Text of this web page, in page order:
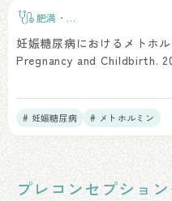
肥満・
妊娠糖尿病におけるメトホ
Pregnancy and Childbirth.
# 妊娠糖尿病 # メトホルミン
プレコンセプショ